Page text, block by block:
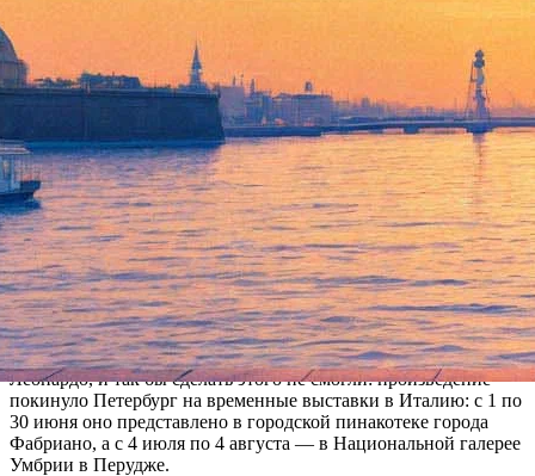
Государственный Эрмитаж предупредил посетителей: «по
техническим причинам» 6 июня будет закрыт проход в залы
Старого Эрмитажа — как пояснили корреспонденту
«Фонтанки» в пресс-службе, речь идет о залах второго этажа
от Советской лестницы до Лоджий Рафаэля.
Согласно плану музея, в число закрытых попадают залы
искусства Италии эпохи Возрождения, искусства Венеции,
зал Леонардо да Винчи, зал школы Леонардо да Винчи, зал
Тициана. Впрочем, те, кто хотел посмотреть «Мадонну Бенуа»
Леонардо, и так бы сделать этого не смогли: произведение
покинуло Петербург на временные выставки в Италию: с 1 по
30 июня оно представлено в городской пинакотеке города
Фабриано, а с 4 июля по 4 августа — в Национальной галерее
Умбрии в Перудже.